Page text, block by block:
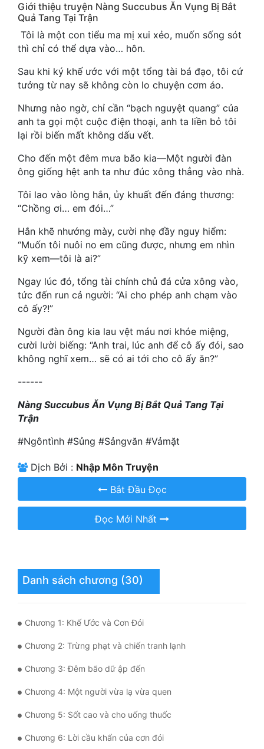
Dã Sử
Dị Giới
Gia Đấu
Góc Nhìn Nam
Góc Nhìn Nữ
Huyền Huyễn
Huyền Nghi
Huyền Ảo
Hệ Thống
Khoa Huyễn
Kinh Dị
Kiếm Hiệp
Kỳ Ảo
Linh Dị
Làm Giàu
Mưu Mô
Mạt Thế
Ngôn Tình
Nữ Cường
Nữ Phụ
Phong Thủy - Tâm Linh
Phương Tây
Phản Phái
Quan Trường
Giới thiệu truyện Nàng Succubus Ăn Vụng Bị Bắt
Quả Tang Tại Trận
Tôi là một con tiểu ma mị xui xẻo, muốn sống sót
thì chỉ có thể dựa vào… hôn.
Sau khi ký khế ước với một tổng tài bá đạo, tôi cứ
tưởng từ nay sẽ không còn lo chuyện cơm áo.
Nhưng nào ngờ, chỉ cần “bạch nguyệt quang” của
anh ta gọi một cuộc điện thoại, anh ta liền bỏ tôi
lại rồi biến mất không dấu vết.
Cho đến một đêm mưa bão kia—Một người đàn
ông giống hệt anh ta như đúc xông thẳng vào nhà.
Tôi lao vào lòng hắn, ủy khuất đến đáng thương:
“Chồng ơi… em đói…”
Hắn khẽ nhướng mày, cười nhẹ đầy nguy hiểm:
“Muốn tôi nuôi no em cũng được, nhưng em nhìn
kỹ xem—tôi là ai?”
Ngay lúc đó, tổng tài chính chủ đá cửa xông vào,
tức đến run cả người: “Ai cho phép anh chạm vào
cô ấy?!”
Người đàn ông kia lau vệt máu nơi khóe miệng,
cười lười biếng: “Anh trai, lúc anh để cô ấy đói, sao
không nghĩ xem… sẽ có ai tới cho cô ấy ăn?”
------
Nàng Succubus Ăn Vụng Bị Bắt Quả Tang Tại
Trận
#Ngôntình #Sủng #Sảngvăn #Vảmặt
Dịch Bởi : Nhập Môn Truyện
Bắt Đầu Đọc
Đọc Mới Nhất
Danh sách chương (30)
Chương 1: Khế Ước và Cơn Đói
Chương 2: Trừng phạt và chiến tranh lạnh
Chương 3: Đêm bão dữ ập đến
Chương 4: Một người vừa lạ vừa quen
Chương 5: Sốt cao và cho uống thuốc
Chương 6: Lời cầu khẩn của cơn đói